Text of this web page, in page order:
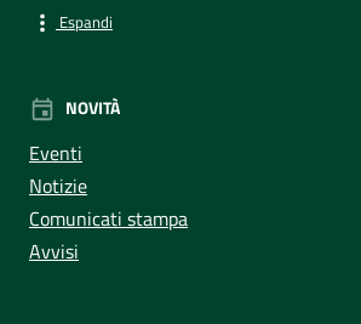
Espandi
NOVITÀ
Eventi
Notizie
Comunicati stampa
Avvisi